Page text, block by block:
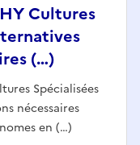
Cultures
(…)
Spécialisées
nécessaires
en (…)